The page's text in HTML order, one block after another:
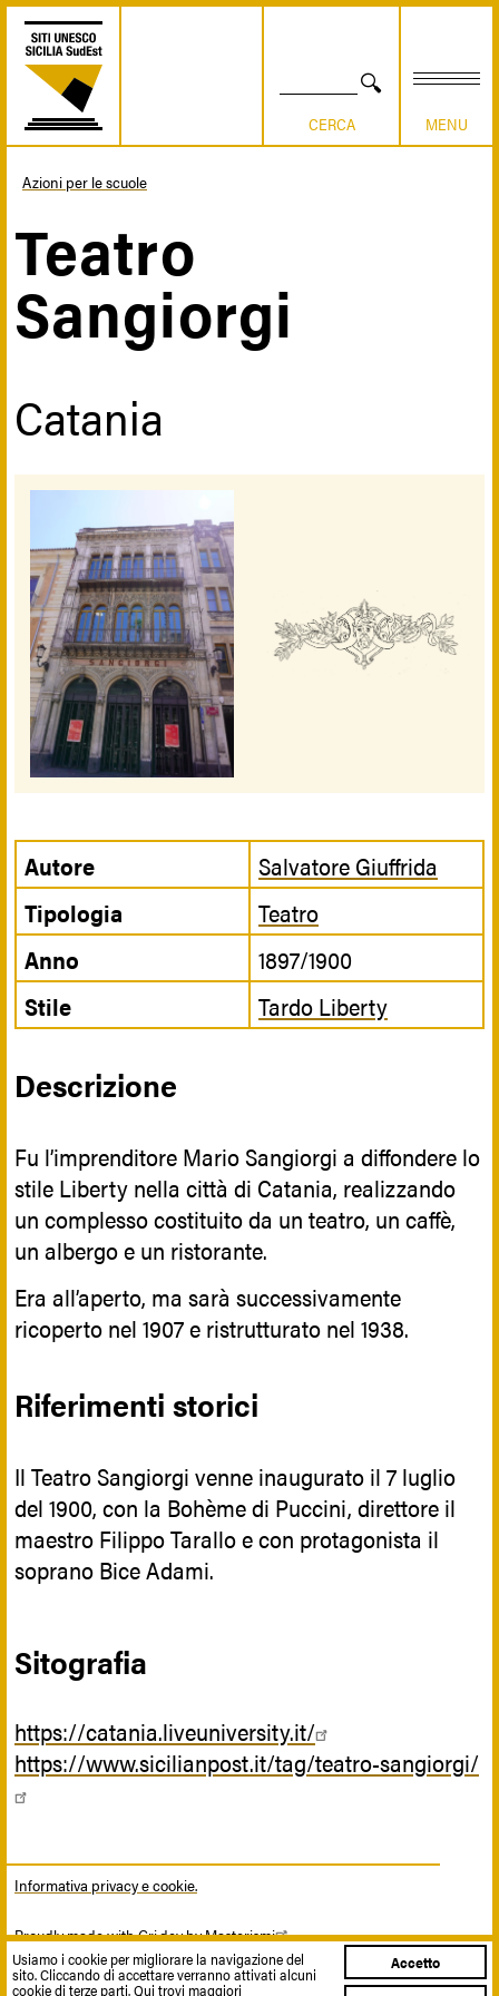
Salta
contenuto
principale
Briciole
di
pane
Azioni per le scuole
Teatro
Sangiorgi
Catania
Autore
Salvatore Giuffrida
Tipologia
Teatro
Anno
1897/1900
Stile
Tardo Liberty
Descrizione
Fu l’imprenditore Mario Sangiorgi a diffondere lo
stile Liberty nella città di Catania, realizzando
un complesso costituito da un teatro, un caffè,
un albergo e un ristorante.
Era all’aperto, ma sarà successivamente
ricoperto nel 1907 e ristrutturato nel 1938.
Riferimenti storici
Il Teatro Sangiorgi venne inaugurato il 7 luglio
del 1900, con la Bohème di Puccini, direttore il
maestro Filippo Tarallo e con protagonista il
soprano Bice Adami.
Sitografia
https://catania.liveuniversity.it/
https://www.sicilianpost.it/tag/teatro-sangiorgi/
Informativa privacy e cookie.
Proudly made with Gri.dev byMasterismi
© 2019 Progetto Siti UNESCO Sicilia Sudest
Usiamo i cookie per migliorare la navigazione del
sito. Cliccando di accettare verranno attivati alcuni
cookie di terze parti.Qui trovi maggiori
Accetto